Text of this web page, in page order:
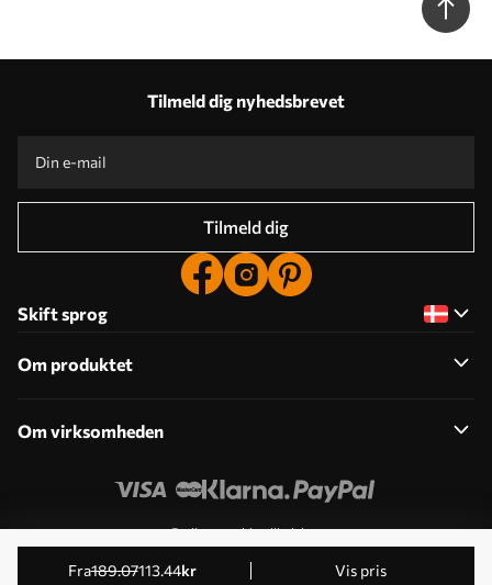
fra189.07113.44kr Vis pris
Tilmeld dig nyhedsbrevet
Tilmeld dig
Skift sprog
Om produktet
Om virksomheden
Rediger cookie-tilladelser
© 2011-2026 Uwalls . Alle rettigheder forbeholdes. Drives